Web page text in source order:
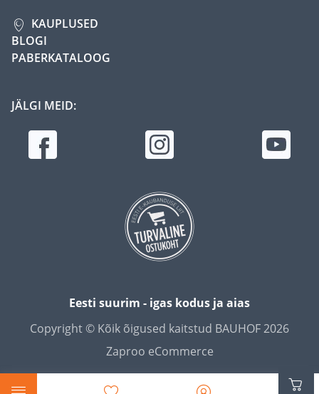
KAUPLUSED
BLOGI
PABERKATALOOG
JÄLGI MEID:
Eesti suurim - igas kodus ja aias
Copyright © Kõik õigused kaitstud BAUHOF 2026
Zaproo eCommerce